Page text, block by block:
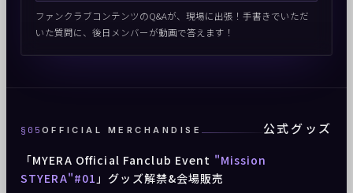
ファンクラブコンテンツのQ&Aが、現場に出張！手書きでいただ
いた質問に、後日メンバーが動画で答えます！
§05 OFFICIAL MERCHANDISE 公式グッズ
「MYERA Official Fanclub Event "Mission
STYERA"#01 」グッズ解禁&会場販売